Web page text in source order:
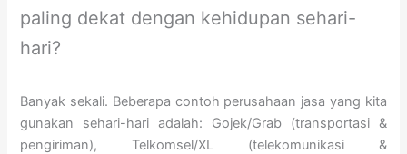
paling dekat dengan kehidupan sehari-
hari?
Banyak sekali. Beberapa contoh perusahaan jasa yang kita
gunakan sehari-hari adalah: Gojek/Grab (transportasi &
pengiriman), Telkomsel/XL (telekomunikasi &